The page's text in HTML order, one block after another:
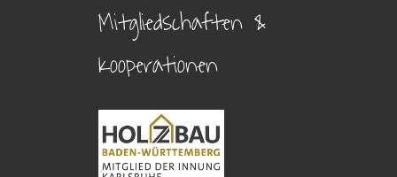
Mitgliedschaften &
Kooperationen